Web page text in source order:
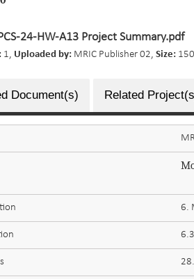
24-HW-A13 Project Summary.pdf
1, Uploaded by: MRIC Publisher 02,Size:
Document(s) Related
6.